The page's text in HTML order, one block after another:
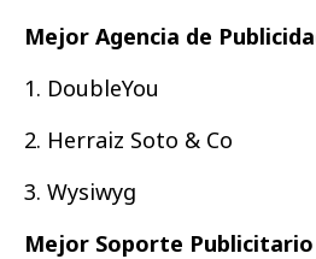
Mejor Agencia de
1. DoubleYou
2. Herraiz Soto & Co
3. Wysiwyg
Mejor Soporte Publicitario